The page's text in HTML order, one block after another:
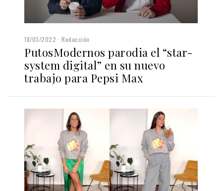
18/03/2022 Redacción
PutosModernos parodia el “star-
system digital” en su nuevo
trabajo para Pepsi Max